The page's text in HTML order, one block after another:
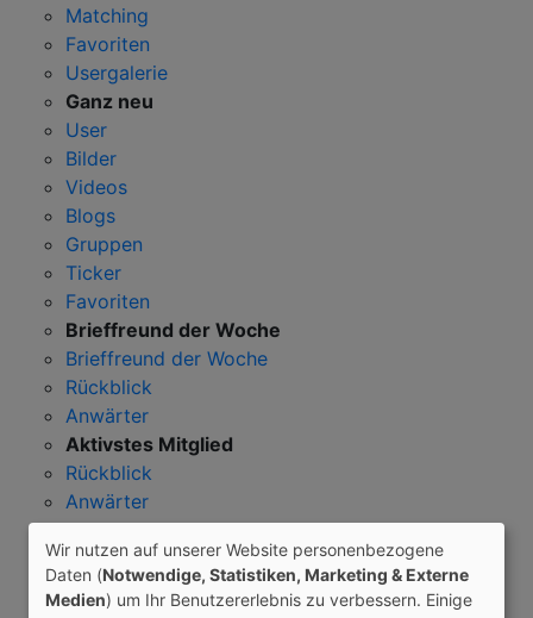
Matching
Favoriten
Usergalerie
Ganz neu
User
Bilder
Videos
Blogs
Gruppen
Ticker
Favoriten
Brieffreund der Woche
Brieffreund der Woche
Rückblick
Anwärter
Aktivstes Mitglied
Rückblick
Anwärter
Bildergalerien
Neue & weltweit
Die 20 neuesten User
Wir nutzen auf unserer Website personenbezogene
Daten (Notwendige, Statistiken, Marketing & Externe
Medien) um Ihr Benutzererlebnis zu verbessern. Einige